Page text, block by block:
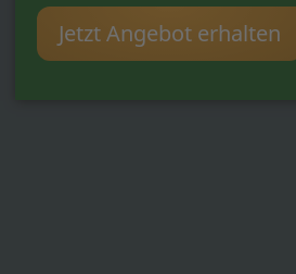
Jetzt Angebot erhalten